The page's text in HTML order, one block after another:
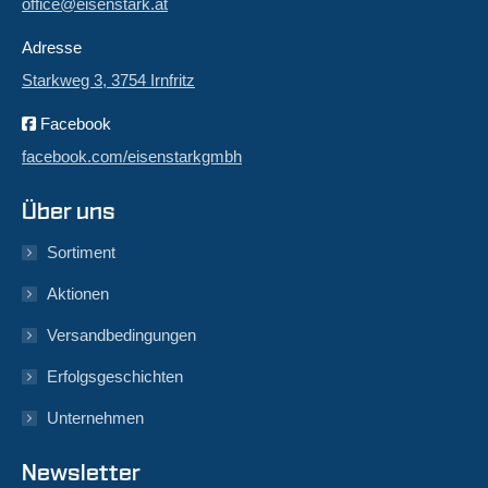
office@eisenstark.at
Adresse
Starkweg 3, 3754 Irnfritz
Facebook
facebook.com/eisenstarkgmbh
Über uns
Sortiment
Aktionen
Versandbedingungen
Erfolgsgeschichten
Unternehmen
Newsletter